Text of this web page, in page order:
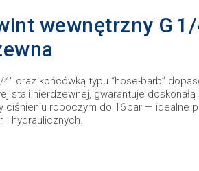
wewnętrzny G 1/
oraz końcówką typu “hose-barb”
stali nierdzewnej, gwarantuje
roboczym do 16 bar — idealne
hydraulicznych.